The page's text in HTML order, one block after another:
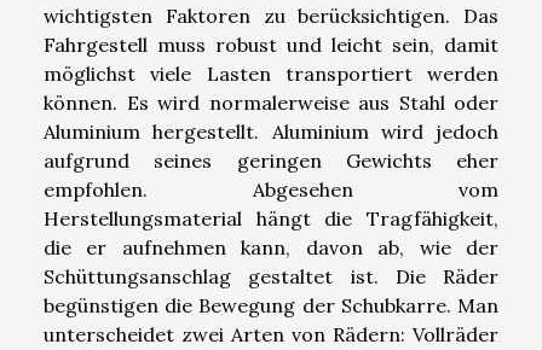
wichtigsten Faktoren zu berücksichtigen. Das
Fahrgestell muss robust und leicht sein, damit
möglichst viele Lasten transportiert werden
können. Es wird normalerweise aus Stahl oder
Aluminium hergestellt. Aluminium wird jedoch
aufgrund seines geringen Gewichts eher
empfohlen. Abgesehen vom
Herstellungsmaterial hängt die Tragfähigkeit,
die er aufnehmen kann, davon ab, wie der
Schüttungsanschlag gestaltet ist. Die Räder
begünstigen die Bewegung der Schubkarre. Man
unterscheidet zwei Arten von Rädern: Vollräder